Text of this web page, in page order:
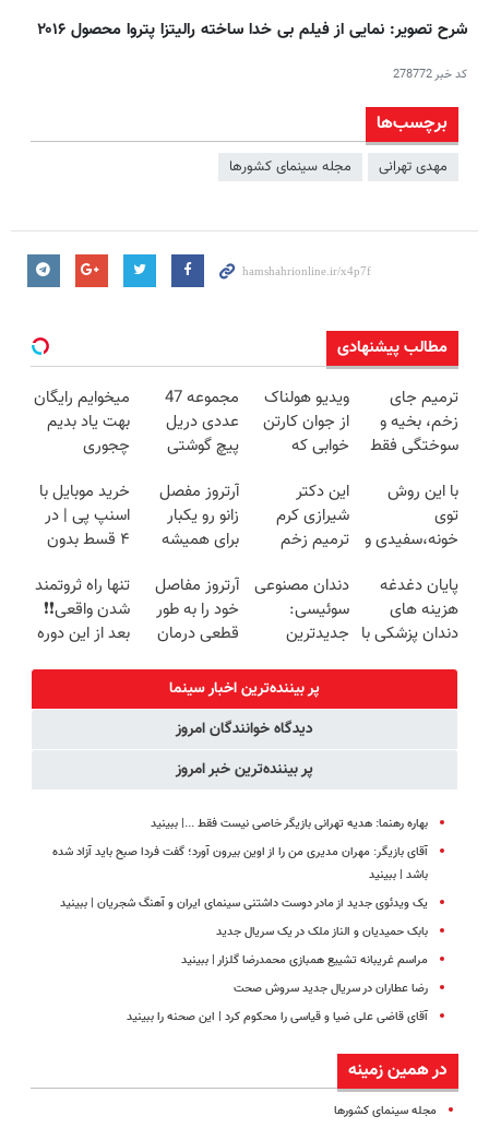
شرح تصویر: نمایی از فیلم بی خدا ساخته رالیتزا پتروا محصول ۲۰۱۶
کد خبر278772
برچسب‌ها
مهدی تهرانی مجله سينماى كشورها
مطالب پیشنهادی
ترمیم جای
زخم، بخیه و
سوختگی فقط
ویدیو هولناک
از جوان کارتن
خوابی که
آموزش رایگان
مجموعه 47
عددی دریل
پیچ گوشتی
به مدت
محدود)
میخوایم رایگان
بهت یاد بدیم
چجوری
نداری امتحانش
مجانیه
با این روش
توی
خونه،سفیدی و
برگردون
(40%off)
این دکتر
شیرازی کرم
ترمیم زخم
ساخت!!!
آرتروز مفصل
زانو رو یکبار
برای همیشه
◗پرسش‌نامه◖
خرید موبایل با
اسنپ پی | در
۴ قسط بدون
پایان دغدغه
هزینه های
دندان پزشکی با
دندان مصنوعی
سوئیسی:
جدیدترین
سبک و مقاوم |
پرداخت قسطی
آرتروز مفاصل
خود را به طور
قطعی درمان
◗پرسش‌نامه◖
تنها راه ثروتمند
شدن واقعی❗❗
بعد از این دوره
پر بیننده‌ترین اخبار سینما
دیدگاه خوانندگان امروز
پر بیننده‌ترین خبر امروز
بهاره رهنما: هدیه تهرانی بازیگر خاصی نیست فقط ...|‌ ببینید
آقای بازیگر: مهران مدیری من را از اوین بیرون آورد؛ گفت فردا صبح باید آزاد شده
باشد | ببینید
یک ویدئوی جدید از مادر دوست داشتنی سینمای ایران و آهنگ شجریان | ببینید
بابک حمیدیان و الناز ملک در یک سریال جدید
مراسم غریبانه تشییع همبازی محمدرضا گلزار | ببینید
رضا عطاران در سریال جدید سروش صحت
آقای قاضی علی ضیا و قیاسی را محکوم کرد | این صحنه را ببینید
در همین زمینه
مجله سینمای کشورها